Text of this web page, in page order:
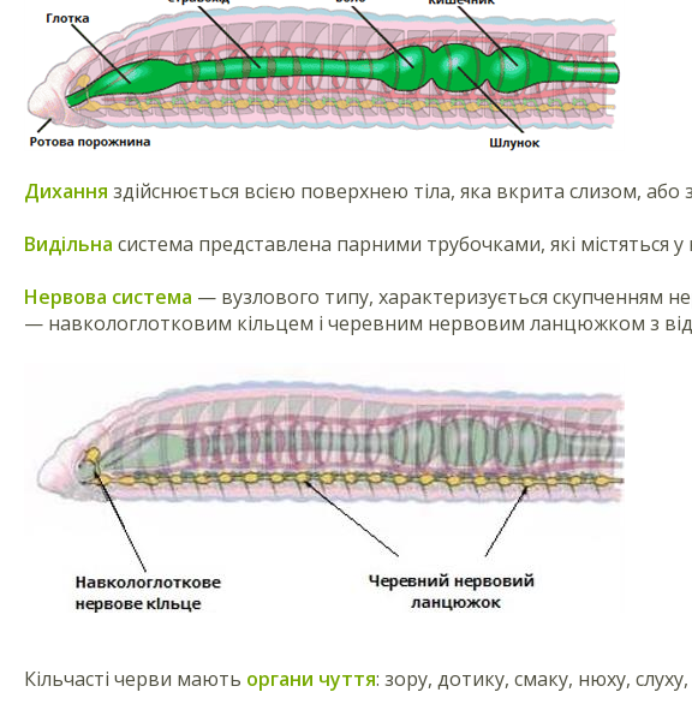
Дихання здійснюється всією поверхнею тіла, яка вкрита слизом,
Видільна система представлена парними трубочками, які містяться у
Нервова система — вузлового типу, характеризується скупченням
— навкологлотковим кільцем і черевним нервовим ланцюжком з
Кільчасті черви мають органи чуття: зору, дотику, смаку, нюху,